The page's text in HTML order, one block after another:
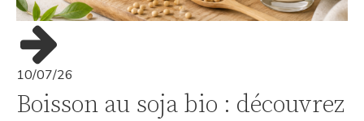
10/07/26
Boisson au soja bio : découvrez